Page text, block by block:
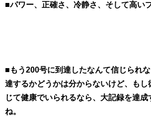
■パワー、正確さ、冷静さ、そして高い
■もう200号に到達したなんて信じられ
達するかどうかは分からないけど、もし
じて健康でいられるなら、大記録を達成
ね。